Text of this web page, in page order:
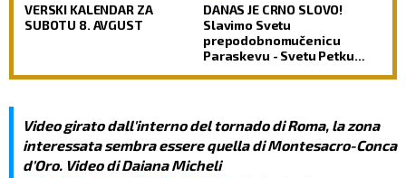
VERSKI KALENDAR ZA
SUBOTU 8. AVGUST
DANAS JE CRNO SLOVO!
Slavimo Svetu
prepodobnomučenicu
Paraskevu - Svetu Petku
Video girato dall'interno del tornado di Roma, la zona
interessata sembra essere quella di Montesacro-Conca
d'Oro. Video di Daiana Micheli